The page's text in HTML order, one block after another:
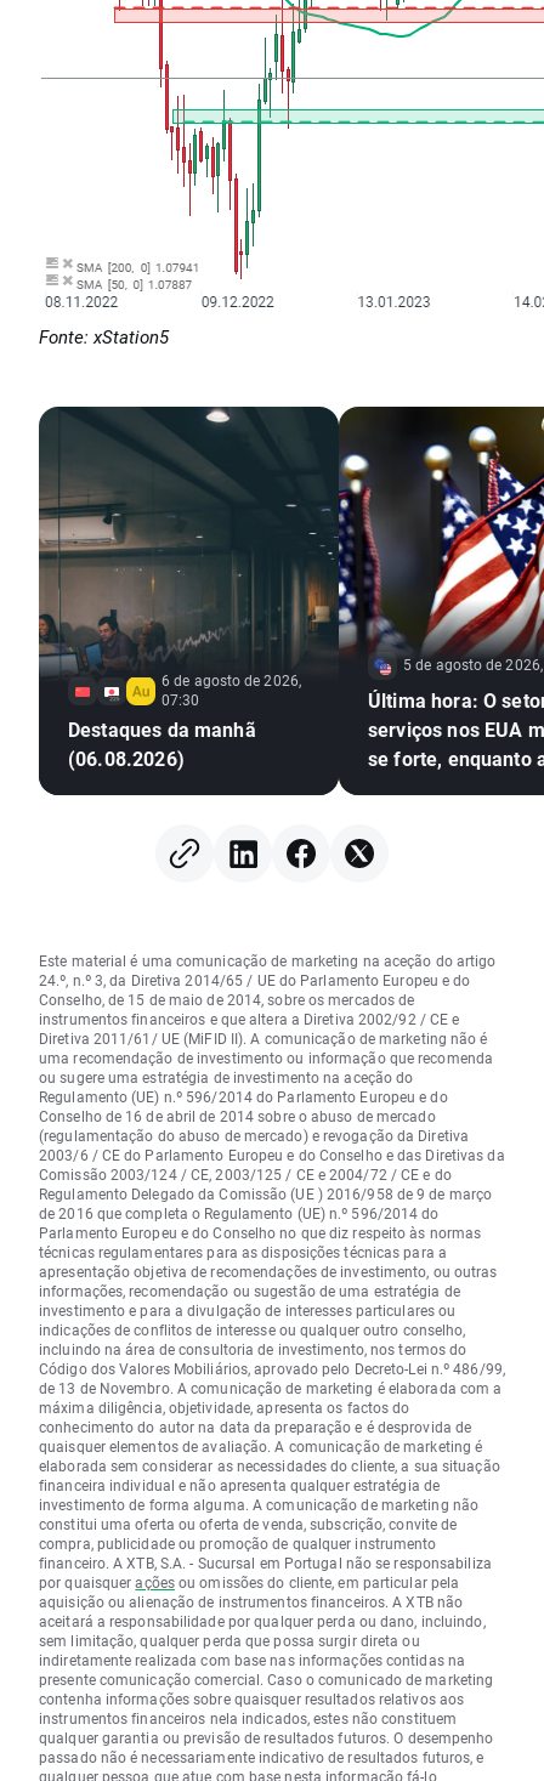
Fonte: xStation5
6 de agosto de 2026,
07:30
Destaques da manhã
(06.08.2026)
5 de agosto de
Última hora: O
serviços nos EUA
se forte, enquanto
Este material é uma comunicação de marketing na aceção do artigo
24.º, n.º 3, da Diretiva 2014/65 / UE do Parlamento Europeu e do
Conselho, de 15 de maio de 2014, sobre os mercados de
instrumentos financeiros e que altera a Diretiva 2002/92 / CE e
Diretiva 2011/61/ UE (MiFID II). A comunicação de marketing não é
uma recomendação de investimento ou informação que recomenda
ou sugere uma estratégia de investimento na aceção do
Regulamento (UE) n.º 596/2014 do Parlamento Europeu e do
Conselho de 16 de abril de 2014 sobre o abuso de mercado
(regulamentação do abuso de mercado) e revogação da Diretiva
2003/6 / CE do Parlamento Europeu e do Conselho e das Diretivas da
Comissão 2003/124 / CE, 2003/125 / CE e 2004/72 / CE e do
Regulamento Delegado da Comissão (UE ) 2016/958 de 9 de março
de 2016 que completa o Regulamento (UE) n.º 596/2014 do
Parlamento Europeu e do Conselho no que diz respeito às normas
técnicas regulamentares para as disposições técnicas para a
apresentação objetiva de recomendações de investimento, ou outras
informações, recomendação ou sugestão de uma estratégia de
investimento e para a divulgação de interesses particulares ou
indicações de conflitos de interesse ou qualquer outro conselho,
incluindo na área de consultoria de investimento, nos termos do
Código dos Valores Mobiliários, aprovado pelo Decreto-Lei n.º 486/99,
de 13 de Novembro. A comunicação de marketing é elaborada com a
máxima diligência, objetividade, apresenta os factos do
conhecimento do autor na data da preparação e é desprovida de
quaisquer elementos de avaliação. A comunicação de marketing é
elaborada sem considerar as necessidades do cliente, a sua situação
financeira individual e não apresenta qualquer estratégia de
investimento de forma alguma. A comunicação de marketing não
constitui uma oferta ou oferta de venda, subscrição, convite de
compra, publicidade ou promoção de qualquer instrumento
financeiro. A XTB, S.A. - Sucursal em Portugal não se responsabiliza
por quaisqueraçõesou omissões do cliente, em particular pela
aquisição ou alienação de instrumentos financeiros. A XTB não
aceitará a responsabilidade por qualquer perda ou dano, incluindo,
sem limitação, qualquer perda que possa surgir direta ou
indiretamente realizada com base nas informações contidas na
presente comunicação comercial. Caso o comunicado de marketing
contenha informações sobre quaisquer resultados relativos aos
instrumentos financeiros nela indicados, estes não constituem
qualquer garantia ou previsão de resultados futuros. O desempenho
passado não é necessariamente indicativo de resultados futuros, e
qualquer pessoa que atue com base nesta informação fá-lo